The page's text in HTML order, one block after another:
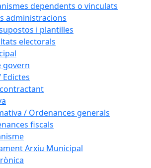
dependents o vinculats
administracions
i plantilles
electorals
govern
/ Ordenances generals
fiscals
Arxiu Municipal